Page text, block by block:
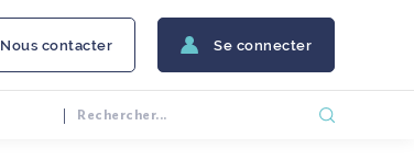
Nous contacter Se connecter